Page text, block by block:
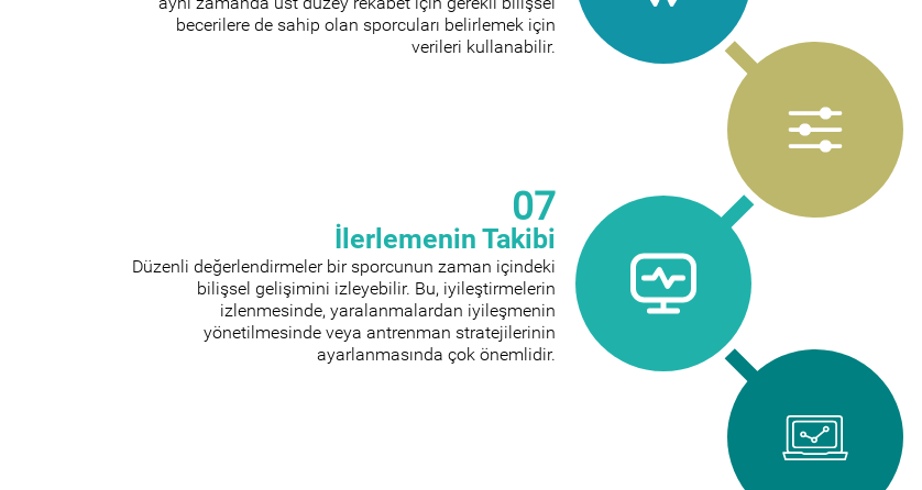
becerilere de sahip olan sporcuları belirlemek için
verileri kullanabilir.
07
İlerlemenin Takibi
Düzenli değerlendirmeler bir sporcunun zaman içindeki
bilişsel gelişimini izleyebilir. Bu, iyileştirmelerin
izlenmesinde, yaralanmalardan iyileşmenin
yönetilmesinde veya antrenman stratejilerinin
ayarlanmasında çok önemlidir.